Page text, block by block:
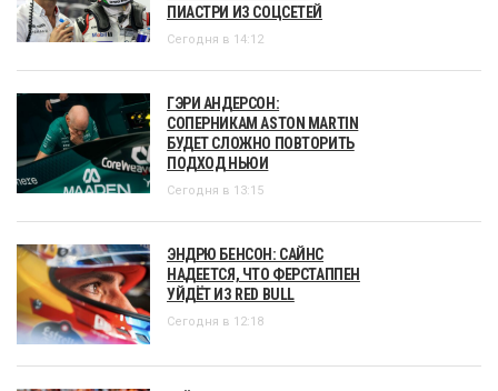
ПИАСТРИ ИЗ СОЦСЕТЕЙ
Сегодня в 14:12
ГЭРИ АНДЕРСОН:
СОПЕРНИКАМ ASTON MARTIN
БУДЕТ СЛОЖНО ПОВТОРИТЬ
ПОДХОД НЬЮИ
Сегодня в 13:15
ЭНДРЮ БЕНСОН: САЙНС
НАДЕЕТСЯ, ЧТО ФЕРСТАППЕН
УЙДЁТ ИЗ RED BULL
Сегодня в 12:18